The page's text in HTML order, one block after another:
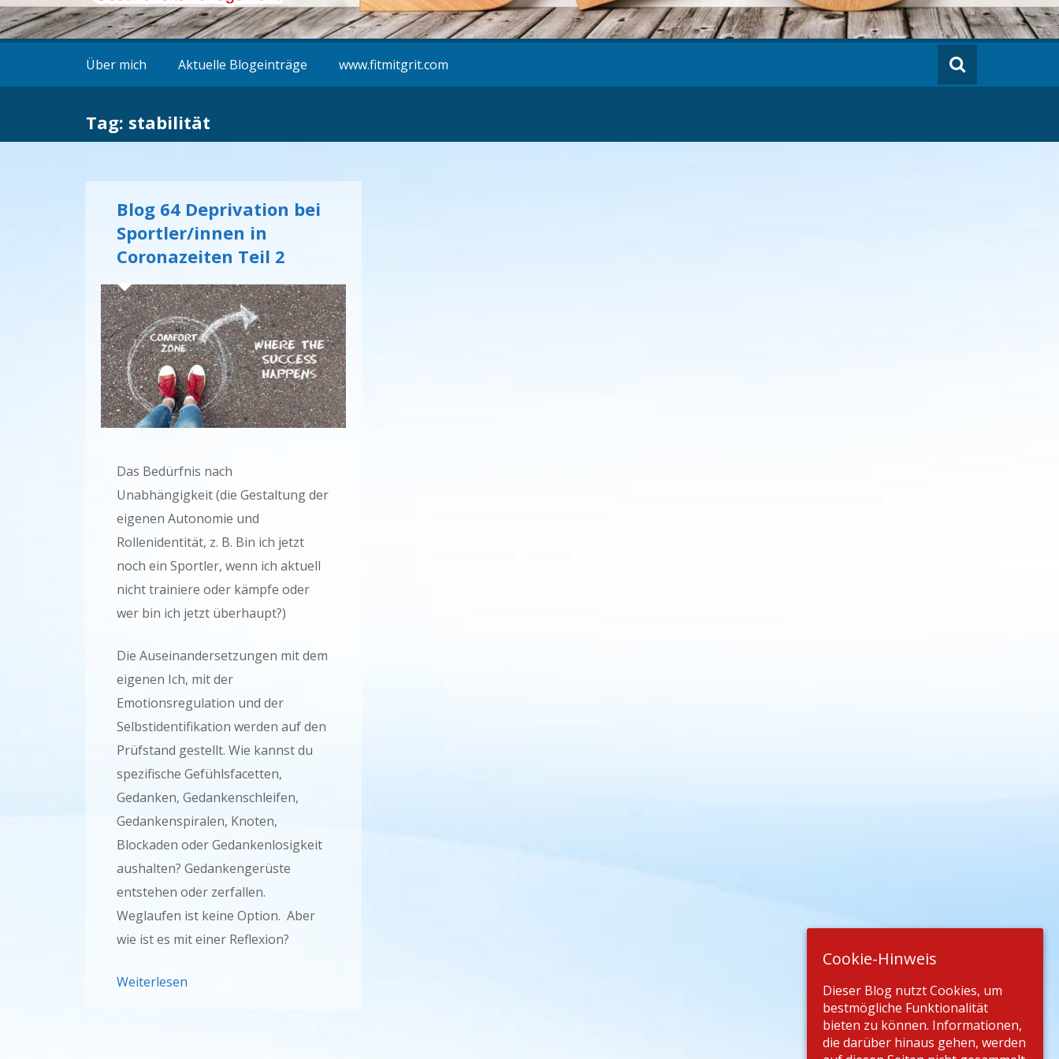
Über mich Aktuelle Blogeinträge www.fitmitgrit.com
Tag: stabilität
Blog 64 Deprivation bei
Sportler/innen in
Coronazeiten Teil 2
Das Bedürfnis nach
Unabhängigkeit (die Gestaltung der
eigenen Autonomie und
Rollenidentität, z. B. Bin ich jetzt
noch ein Sportler, wenn ich aktuell
nicht trainiere oder kämpfe oder
wer bin ich jetzt überhaupt?)
Die Auseinandersetzungen mit dem
eigenen Ich, mit der
Emotionsregulation und der
Selbstidentifikation werden auf den
Prüfstand gestellt. Wie kannst du
spezifische Gefühlsfacetten,
Gedanken, Gedankenschleifen,
Gedankenspiralen, Knoten,
Blockaden oder Gedankenlosigkeit
aushalten? Gedankengerüste
entstehen oder zerfallen.
Weglaufen ist keine Option. Aber
wie ist es mit einer Reflexion?
Weiterlesen
Cookie-Hinweis
Dieser Blog nutzt Cookies, um
bestmögliche Funktionalität
bieten zu können. Informationen,
die darüber hinaus gehen, werden